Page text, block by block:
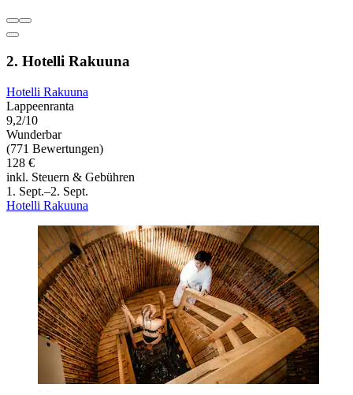
2. Hotelli Rakuuna
Hotelli Rakuuna
Lappeenranta
9,2/10
Wunderbar
(771 Bewertungen)
128 €
inkl. Steuern & Gebühren
1. Sept.–2. Sept.
Hotelli Rakuuna